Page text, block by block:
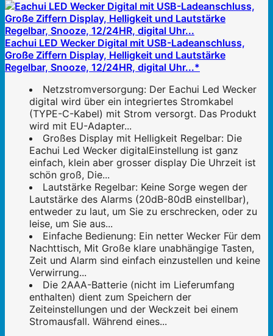
Eachui LED Wecker Digital mit USB-Ladeanschluss,
Große Ziffern Display, Helligkeit und Lautstärke
Regelbar, Snooze, 12/24HR, digital Uhr...*
Netzstromversorgung: Der Eachui Led Wecker
digital wird über ein integriertes Stromkabel
(TYPE-C-Kabel) mit Strom versorgt. Das Produkt
wird mit EU-Adapter...
Großes Display mit Helligkeit Regelbar: Die
Eachui Led Wecker digitalEinstellung ist ganz
einfach, klein aber grosser display Die Uhrzeit ist
schön groß, Die...
Lautstärke Regelbar: Keine Sorge wegen der
Lautstärke des Alarms (20dB-80dB einstellbar),
entweder zu laut, um Sie zu erschrecken, oder zu
leise, um Sie aus...
Einfache Bedienung: Ein netter Wecker Für dem
Nachttisch, Mit Große klare unabhängige Tasten,
Zeit und Alarm sind einfach einzustellen und keine
Verwirrung...
Die 2AAA-Batterie (nicht im Lieferumfang
enthalten) dient zum Speichern der
Zeiteinstellungen und der Weckzeit bei einem
Stromausfall. Während eines...